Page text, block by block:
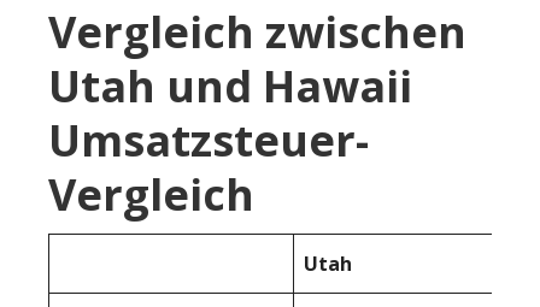
Vergleich zwischen
Utah und Hawaii
Umsatzsteuer-
Vergleich
Utah